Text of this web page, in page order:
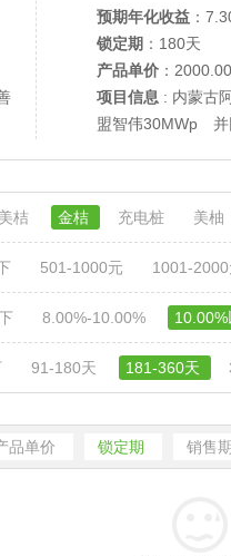
预期年化收益 ：
锁定期 ：180天
产品单价 ：
项目信息 : 内蒙古
盟智伟30MWp 并
美桔 金桔 充电桩 美柚
501-1000元 1001-
8.00%-10.00%
91-180天 181-360天
品单价 锁定期 销售